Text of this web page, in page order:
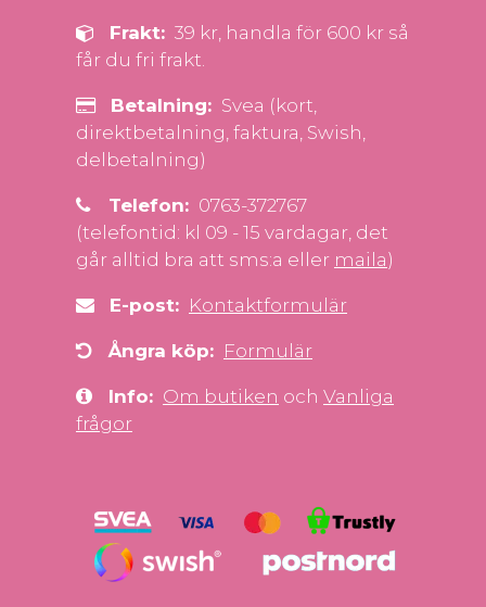
Frakt: 39 kr, handla för 600 kr så
får du fri frakt.
Betalning: Svea (kort,
direktbetalning, faktura, Swish,
delbetalning)
Telefon: 0763-372767
(telefontid: kl 09 - 15 vardagar, det
går alltid bra att sms:a eller maila)
E-post: Kontaktformulär
Ångra köp: Formulär
Info: Om butiken och Vanliga
frågor